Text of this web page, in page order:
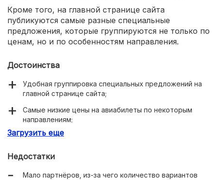
Кроме того, на главной странице сайта
публикуются самые разные специальные
предложения, которые группируются не только по
ценам, но и по особенностям направления.
Достоинства
Удобная группировка специальных предложений на
главной странице сайта;
Самые низкие цены на авиабилеты по некоторым
направлениям;
Удобная демонстрация особенностей авиабилетов в
Загрузить еще
Недостатки
Мало партнёров, из-за чего количество вариантов